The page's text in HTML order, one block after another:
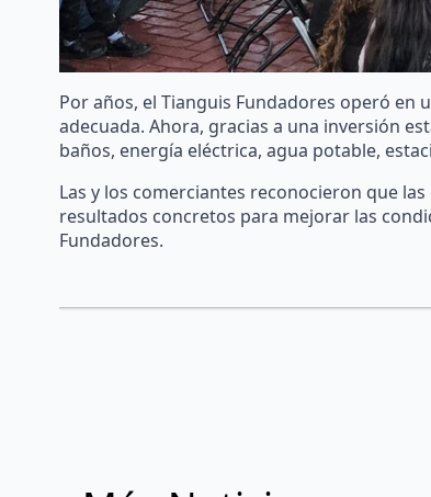
Por años, el Tianguis Fundadores operó
adecuada. Ahora, gracias a una inversión
baños, energía eléctrica, agua potable,
Las y los comerciantes reconocieron que
resultados concretos para mejorar las
Fundadores.